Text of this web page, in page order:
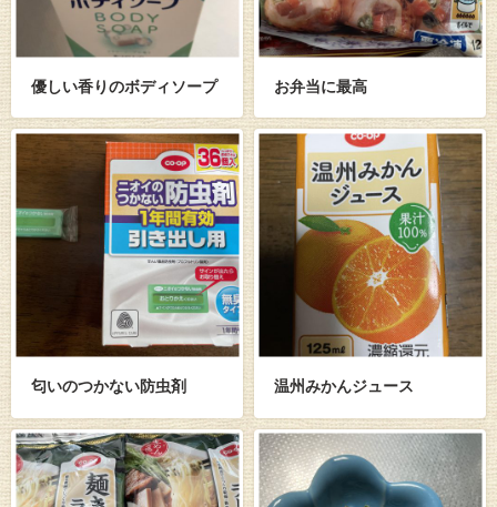
優しい香りのボディソープ お弁当に最高
匂いのつかない防虫剤 温州みかんジュース